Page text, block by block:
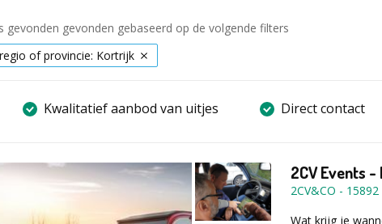
gevonden gevonden gebaseerd op de volgende filters
of provincie: Kortrijk
Kwalitatief aanbod van uitjes Direct contact
2CV Events
2CV&CO - 15892
Wat krijg je